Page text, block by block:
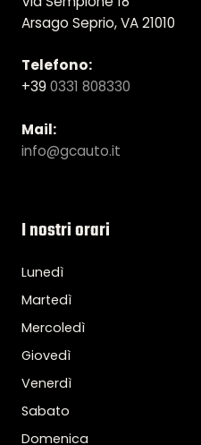
Arsago Seprio, VA 21010
Telefono:
+39 0331 808330
Mail:
info@gcauto.it
I nostri orari
Lunedì
Martedì
Mercoledì
Giovedì
Venerdì
Sabato
Domenica